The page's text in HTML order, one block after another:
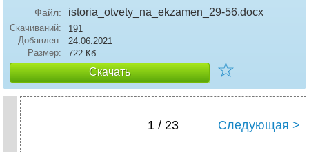
Файл: istoria_otvety_na_ekzamen_29-56.docx
Скачиваний:
191
Добавлен:
24.06.2021
Размер:
722 Кб
Скачать ☆
1 / 23 Следующая >